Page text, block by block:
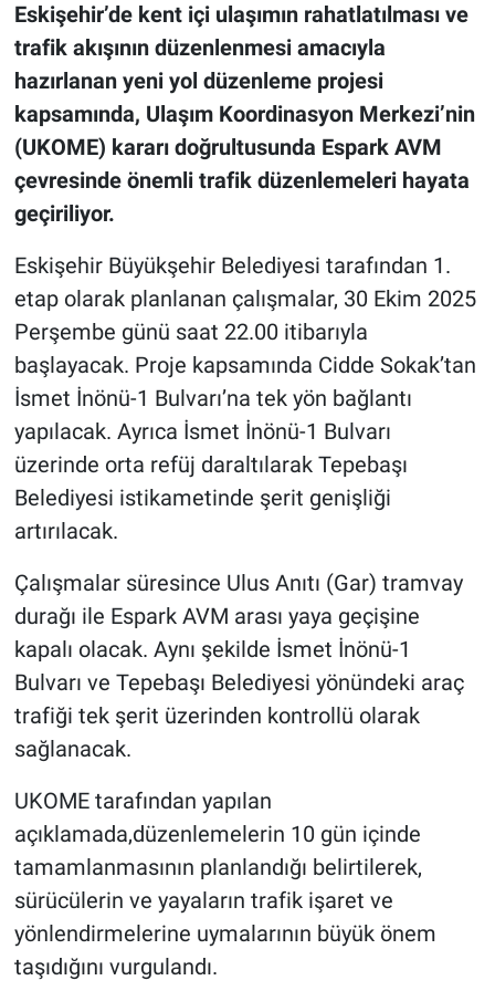
Eskişehir’de kent içi ulaşımın rahatlatılması ve
trafik akışının düzenlenmesi amacıyla
hazırlanan yeni yol düzenleme projesi
kapsamında, Ulaşım Koordinasyon Merkezi’nin
(UKOME) kararı doğrultusunda Espark AVM
çevresinde önemli trafik düzenlemeleri hayata
geçiriliyor.
Eskişehir Büyükşehir Belediyesi tarafından 1.
etap olarak planlanan çalışmalar, 30 Ekim 2025
Perşembe günü saat 22.00 itibarıyla
başlayacak. Proje kapsamında Cidde Sokak’tan
İsmet İnönü-1 Bulvarı’na tek yön bağlantı
yapılacak. Ayrıca İsmet İnönü-1 Bulvarı
üzerinde orta refüj daraltılarak Tepebaşı
Belediyesi istikametinde şerit genişliği
artırılacak.
Çalışmalar süresince Ulus Anıtı (Gar) tramvay
durağı ile Espark AVM arası yaya geçişine
kapalı olacak. Aynı şekilde İsmet İnönü-1
Bulvarı ve Tepebaşı Belediyesi yönündeki araç
trafiği tek şerit üzerinden kontrollü olarak
sağlanacak.
UKOME tarafından yapılan
açıklamada,düzenlemelerin 10 gün içinde
tamamlanmasının planlandığı belirtilerek,
sürücülerin ve yayaların trafik işaret ve
yönlendirmelerine uymalarının büyük önem
taşıdığını vurgulandı.